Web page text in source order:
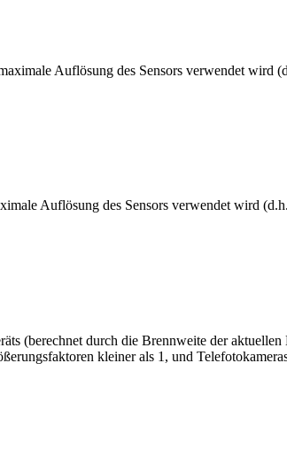
Auflösung des Sensors verwendet wird
Auflösung des Sensors verwendet wird
(berechnet durch die Brennweite der
kleiner als 1, und